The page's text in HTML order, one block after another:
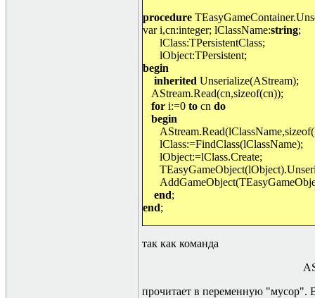
procedure
var i,cn:integer; lClassName:string;
lClass:TPersistentClass;
lObject:TPersistent;
begin
inherited Unserialize(AStream);
AStream.Read(cn,sizeof(cn));
for i:=0 to cn do
begin
lClass:=FindClass(lClassName);
lObject:=lClass.Create;
end;
end;
так как команда
прочитает в переменную "мусор".